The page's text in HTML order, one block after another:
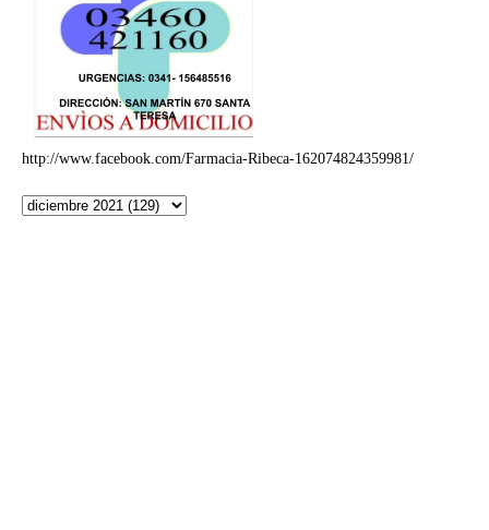
http://www.facebook.com/Farmacia-Ribeca-162074824359981/